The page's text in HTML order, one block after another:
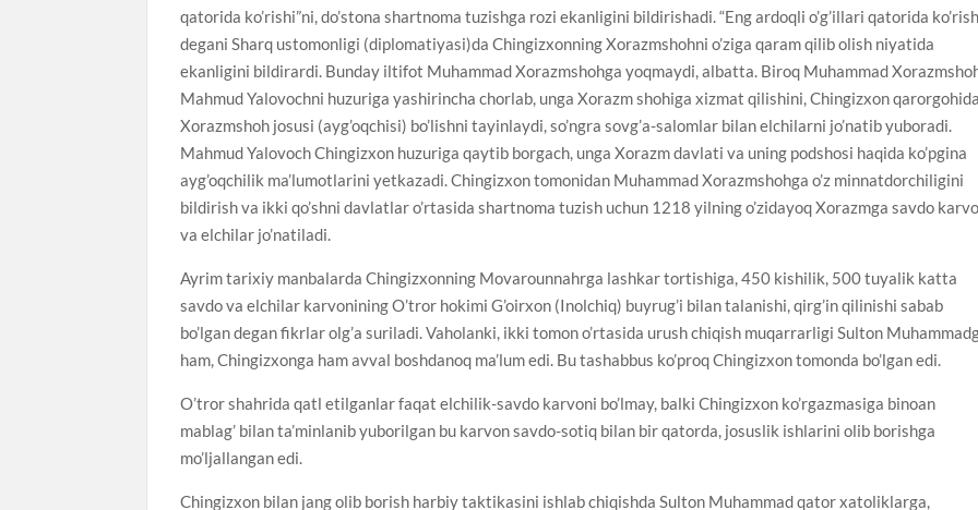
qatorida ko’rishi”ni, do’stona shartnoma tuzishga rozi ekanligini bildirishadi. “Eng ardoqli o’g’illari qatorida
degani Sharq ustomonligi (diplomatiyasi)da Chingizxonning Xorazmshohni o’ziga qaram qilib olish niyatida
ekanligini bildirardi. Bunday iltifot Muhammad Xorazmshohga yoqmaydi, albatta. Biroq Muhammad
Mahmud Yalovochni huzuriga yashirincha chorlab, unga Xorazm shohiga xizmat qilishini, Chingizxon qarorgohida
Xorazmshoh josusi (ayg’oqchisi) bo’lishni tayinlaydi, so’ngra sovg’a-salomlar bilan elchilarni jo’natib yuboradi.
Mahmud Yalovoch Chingizxon huzuriga qaytib borgach, unga Xorazm davlati va uning podshosi haqida ko’pgina
ayg’oqchilik ma’lumotlarini yetkazadi. Chingizxon tomonidan Muhammad Xorazmshohga o’z minnatdorchiligini
bildirish va ikki qo’shni davlatlar o’rtasida shartnoma tuzish uchun 1218 yilning o’zidayoq Xorazmga savdo
va elchilar jo’natiladi.
Ayrim tarixiy manbalarda Chingizxonning Movarounnahrga lashkar tortishiga, 450 kishilik, 500 tuyalik katta
savdo va elchilar karvonining O’tror hokimi G’oirxon (Inolchiq) buyrug’i bilan talanishi, qirg’in qilinishi sabab
bo’lgan degan fikrlar olg’a suriladi. Vaholanki, ikki tomon o’rtasida urush chiqish muqarrarligi Sulton
ham, Chingizxonga ham avval boshdanoq ma’lum edi. Bu tashabbus ko’proq Chingizxon tomonda bo’lgan edi.
O’tror shahrida qatl etilganlar faqat elchilik-savdo karvoni bo’lmay, balki Chingizxon ko’rgazmasiga binoan
mablag’ bilan ta’minlanib yuborilgan bu karvon savdo-sotiq bilan bir qatorda, josuslik ishlarini olib borishga
mo’ljallangan edi.
Chingizxon bilan jang olib borish harbiy taktikasini ishlab chiqishda Sulton Muhammad qator xatoliklarga,